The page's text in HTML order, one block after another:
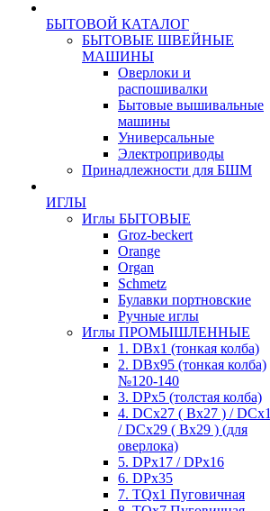
БЫТОВОЙ КАТАЛОГ
БЫТОВЫЕ ШВЕЙНЫЕ
МАШИНЫ
Оверлоки и
распошивалки
Бытовые вышивальные
машины
Универсальные
Электроприводы
Принадлежности для БШМ
ИГЛЫ
Иглы БЫТОВЫЕ
Groz-beckert
Orange
Organ
Schmetz
Булавки портновские
Ручные иглы
Иглы ПРОМЫШЛЕННЫЕ
1. DBx1 (тонкая колба)
2. DBx95 (тонкая колба)
№120-140
3. DPx5 (толстая колба)
4. DCx27 ( Bx27 ) / DCx1
/ DCx29 ( Bx29 ) (для
оверлока)
5. DPx17 / DPx16
6. DPx35
7. TQx1 Пуговичная